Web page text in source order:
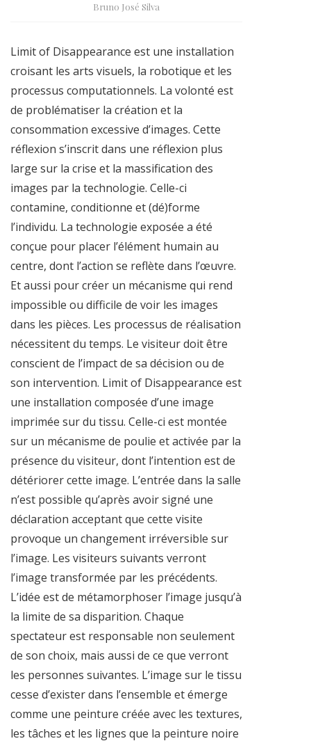
Bruno José Silva
Limit of Disappearance est une installation
croisant les arts visuels, la robotique et les
processus computationnels. La volonté est
de problématiser la création et la
consommation excessive d’images. Cette
réflexion s’inscrit dans une réflexion plus
large sur la crise et la massification des
images par la technologie. Celle-ci
contamine, conditionne et (dé)forme
l’individu. La technologie exposée a été
conçue pour placer l’élément humain au
centre, dont l’action se reflète dans l’œuvre.
Et aussi pour créer un mécanisme qui rend
impossible ou difficile de voir les images
dans les pièces. Les processus de réalisation
nécessitent du temps. Le visiteur doit être
conscient de l’impact de sa décision ou de
son intervention. Limit of Disappearance est
une installation composée d’une image
imprimée sur du tissu. Celle-ci est montée
sur un mécanisme de poulie et activée par la
présence du visiteur, dont l’intention est de
détériorer cette image. L’entrée dans la salle
n’est possible qu’après avoir signé une
déclaration acceptant que cette visite
provoque un changement irréversible sur
l’image. Les visiteurs suivants verront
l’image transformée par les précédents.
L’idée est de métamorphoser l’image jusqu’à
la limite de sa disparition. Chaque
spectateur est responsable non seulement
de son choix, mais aussi de ce que verront
les personnes suivantes. L’image sur le tissu
cesse d’exister dans l’ensemble et émerge
comme une peinture créée avec les textures,
les tâches et les lignes que la peinture noire